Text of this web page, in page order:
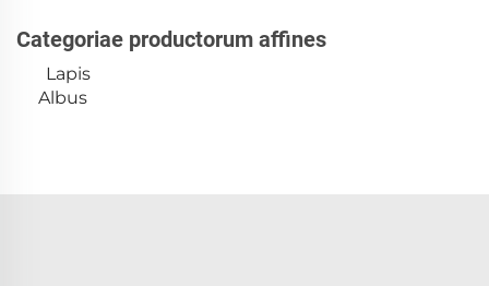
Categoriae productorum affines
Lapis
Albus